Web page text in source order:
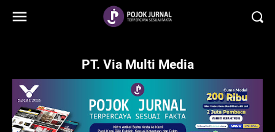
PT. Via Multi Media